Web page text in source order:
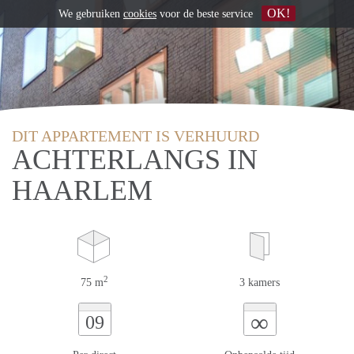
DIT APPARTEMENT IS VERHUURD
ACHTERLANGS IN
HAARLEM
75 m2 3 kamers
09 ∞
We gebruiken cookies voor de beste service OK!